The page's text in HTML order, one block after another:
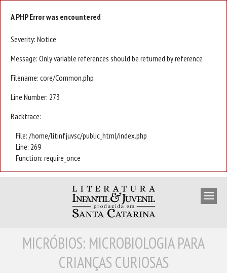
A PHP Error was encountered
Severity: Notice
Message: Only variable references should be returned by reference
Filename: core/Common.php
Line Number: 273
Backtrace:
File: /home/litinfjuvsc/public_html/index.php
Line: 269
Function: require_once
ESCRITORES
TRADUTORES
MICRÓBIOS: MICROBIOLOGIA PARA
CRIANÇAS CURIOSAS